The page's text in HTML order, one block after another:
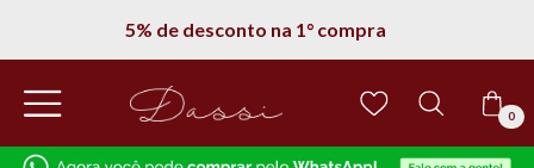
Entregamos em todo Brasil
0